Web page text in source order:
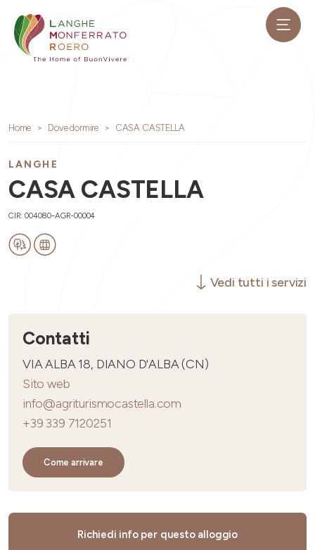
Home Dove dormire CASA CASTELLA
LANGHE
CASA CASTELLA
CIR: 004080-AGR-00004
Vedi tutti i servizi
Contatti
VIA ALBA 18, DIANO D'ALBA (CN)
Sito web
info@agriturismocastella.com
+39 339 7120251
Come arrivare
Richiedi info per questo alloggio